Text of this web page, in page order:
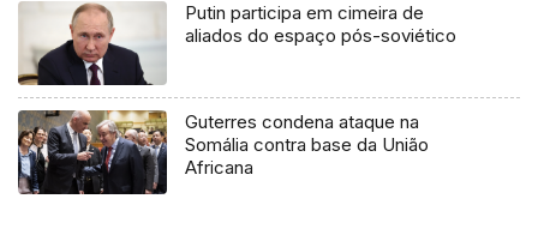
Putin participa em cimeira de
aliados do espaço pós-soviético
Guterres condena ataque na
Somália contra base da União
Africana